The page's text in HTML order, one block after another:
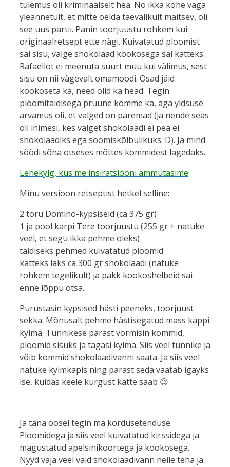
tulemus oli kriminaalselt hea. No ikka kohe väga
yleannetult, et mitte öelda taevalikult maitsev, oli
see uus partii. Panin toorjuustu rohkem kui
originaalretsept ette nägi. Kuivatatud ploomist
sai sisu, valge shokolaad kookosega sai katteks.
Rafaellot ei meenuta suurt muu kui välimus, sest
sisu on nii vägevalt omamoodi. Osad jäid
kookoseta ka, need olid ka head. Tegin
ploomitäidisega pruune komme ka, aga yldsuse
arvamus oli, et valged on paremad (ja nende seas
oli inimesi, kes valget shokolaadi ei pea ei
shokolaadiks ega söömiskõlbulikuks :D). Ja mind
söödi sõna otseses mõttes kommidest lagedaks.
Lehekylg, kus me insiratsiooni ammutasime
Minu versioon retseptist hetkel selline:
2 toru Domino-kypsiseid (ca 375 gr)
1 ja pool karpi Tere toorjuustu (255 gr + natuke
veel, et segu ikka pehme oleks)
täidiseks pehmed kuivatatud ploomid
katteks läks ca 300 gr shokolaadi (natuke
rohkem tegelikult) ja pakk kookoshelbeid sai
enne lõppu otsa.
Purustasin kypsised hästi peeneks, toorjuust
sekka. Mõnusalt pehme hästisegatud mass kappi
kylma. Tunnikese pärast vormisin kommid,
ploomid sisuks ja tagasi kylma. Siis veel tunnike ja
võib kommid shokolaadivanni saata. Ja siis veel
natuke kylmkapis ning pärast seda vaatab igayks
ise, kuidas keele kurgust kätte saab 😉
Ja täna öösel tegin ma kordusetenduse.
Ploomidega ja siis veel kuivatatud kirssidega ja
magustatud apelsinikoortega ja kookosega.
Nyyd vaja veel vaid shokolaadivann neile teha ja